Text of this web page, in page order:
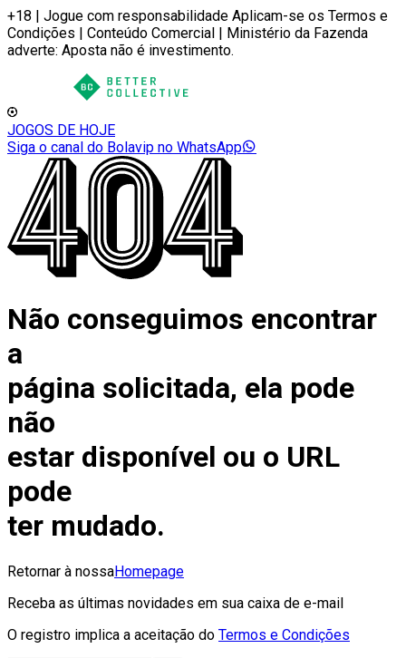
+18 | Jogue com responsabilidade Aplicam-se os Termos e
Condições | Conteúdo Comercial | Ministério da Fazenda
adverte: Aposta não é investimento.
JOGOS DE HOJE
Siga o canal do Bolavip no WhatsApp
Não conseguimos encontrar
a
página solicitada, ela pode
não
estar disponível ou o URL
pode
ter mudado.
Retornar à nossaHomepage
Receba as últimas novidades em sua caixa de e-mail
O registro implica a aceitação do Termos e Condições